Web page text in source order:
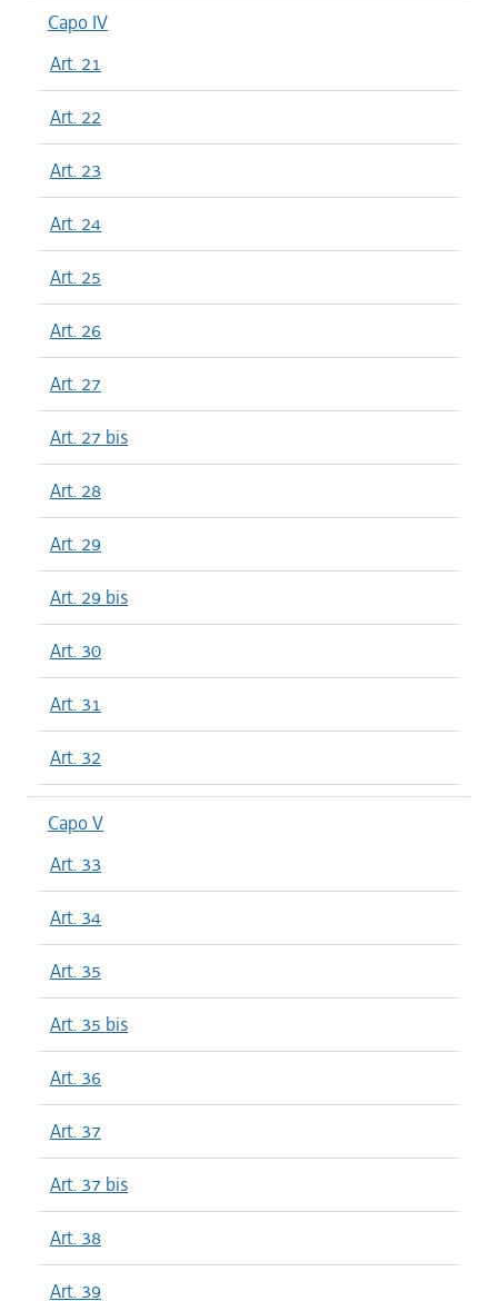
Capo IV
Art. 21
Art. 22
Art. 23
Art. 24
Art. 25
Art. 26
Art. 27
Art. 27 bis
Art. 28
Art. 29
Art. 29 bis
Art. 30
Art. 31
Art. 32
Capo V
Art. 33
Art. 34
Art. 35
Art. 35 bis
Art. 36
Art. 37
Art. 37 bis
Art. 38
Art. 39